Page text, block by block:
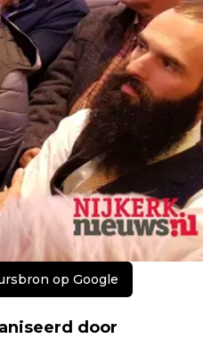
op Google
door